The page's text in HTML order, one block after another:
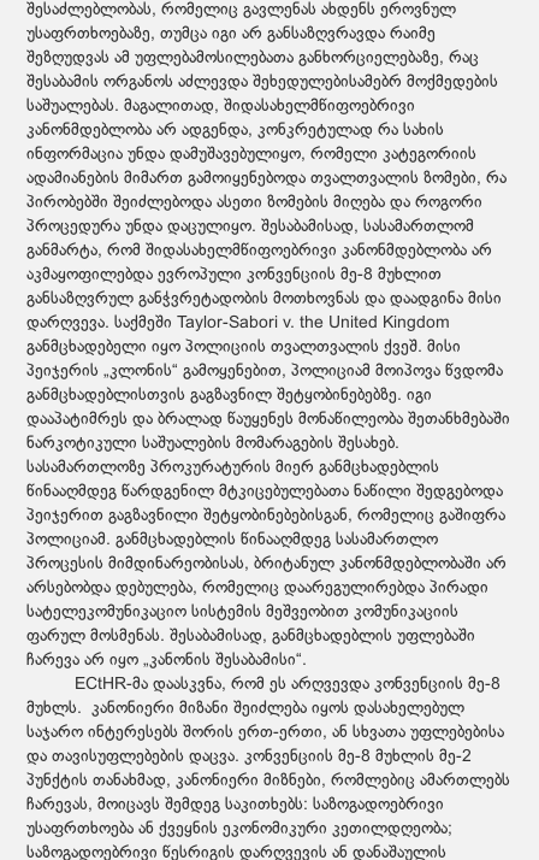
შესაძლებლობას, რომელიც გავლენას ახდენს ეროვნულ
უსაფრთხოებაზე, თუმცა იგი არ განსაზღვრავდა რაიმე
შეზღუდვას ამ უფლებამოსილებათა განხორციელებაზე, რაც
შესაბამის ორგანოს აძლევდა შეხედულებისამებრ მოქმედების
საშუალებას. მაგალითად, შიდასახელმწიფოებრივი
კანონმდებლობა არ ადგენდა, კონკრეტულად რა სახის
ინფორმაცია უნდა დამუშავებულიყო, რომელი კატეგორიის
ადამიანების მიმართ გამოიყენებოდა თვალთვალის ზომები, რა
პირობებში შეიძლებოდა ასეთი ზომების მიღება და როგორი
პროცედურა უნდა დაცულიყო. შესაბამისად, სასამართლომ
განმარტა, რომ შიდასახელმწიფოებრივი კანონმდებლობა არ
აკმაყოფილებდა ევროპული კონვენციის მე-8 მუხლით
განსაზღვრულ განჭვრეტადობის მოთხოვნას და დაადგინა მისი
დარღვევა. საქმეში Taylor-Sabori v. the United Kingdom
განმცხადებელი იყო პოლიციის თვალთვალის ქვეშ. მისი
პეიჯერის „კლონის“ გამოყენებით, პოლიციამ მოიპოვა წვდომა
განმცხადებლისთვის გაგზავნილ შეტყობინებებზე. იგი
დააპატიმრეს და ბრალად წაუყენეს მონაწილეობა შეთანხმებაში
ნარკოტიკული საშუალების მომარაგების შესახებ.
სასამართლოზე პროკურატურის მიერ განმცხადებლის
წინააღმდეგ წარდგენილ მტკიცებულებათა ნაწილი შედგებოდა
პეიჯერით გაგზავნილი შეტყობინებებისგან, რომელიც გაშიფრა
პოლიციამ. განმცხადებლის წინააღმდეგ სასამართლო
პროცესის მიმდინარეობისას, ბრიტანულ კანონმდებლობაში არ
არსებობდა დებულება, რომელიც დაარეგულირებდა პირადი
სატელეკომუნიკაციო სისტემის მეშვეობით კომუნიკაციის
ფარულ მოსმენას. შესაბამისად, განმცხადებლის უფლებაში
ჩარევა არ იყო „კანონის შესაბამისი“.
ECtHR-მა დაასკვნა, რომ ეს არღვევდა კონვენციის მე-8
მუხლს. კანონიერი მიზანი შეიძლება იყოს დასახელებულ
საჯარო ინტერესებს შორის ერთ-ერთი, ან სხვათა უფლებებისა
და თავისუფლებების დაცვა. კონვენციის მე-8 მუხლის მე-2
პუნქტის თანახმად, კანონიერი მიზნები, რომლებიც ამართლებს
ჩარევას, მოიცავს შემდეგ საკითხებს: საზოგადოებრივი
უსაფრთხოება ან ქვეყნის ეკონომიკური კეთილდღეობა;
საზოგადოებრივი წესრიგის დარღვევის ან დანაშაულის